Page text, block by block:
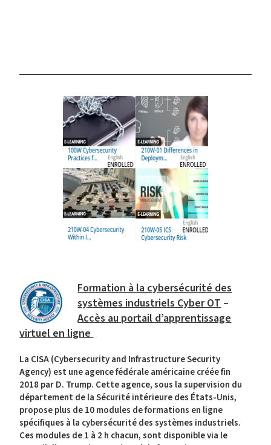
Formation à la cybersécurité des
systèmes industriels Cyber OT–
Accès au portail d’apprentissage
virtuel en ligne
La CISA (Cybersecurity and Infrastructure Security
Agency) est une agence fédérale américaine créée fin
2018 par D. Trump. Cette agence, sous la supervision du
département de la Sécurité intérieure des États-Unis,
propose plus de 10 modules de formations en ligne
spécifiques à la cybersécurité des systèmes industriels.
Ces modules de 1 à 2 h chacun, sont disponible via le